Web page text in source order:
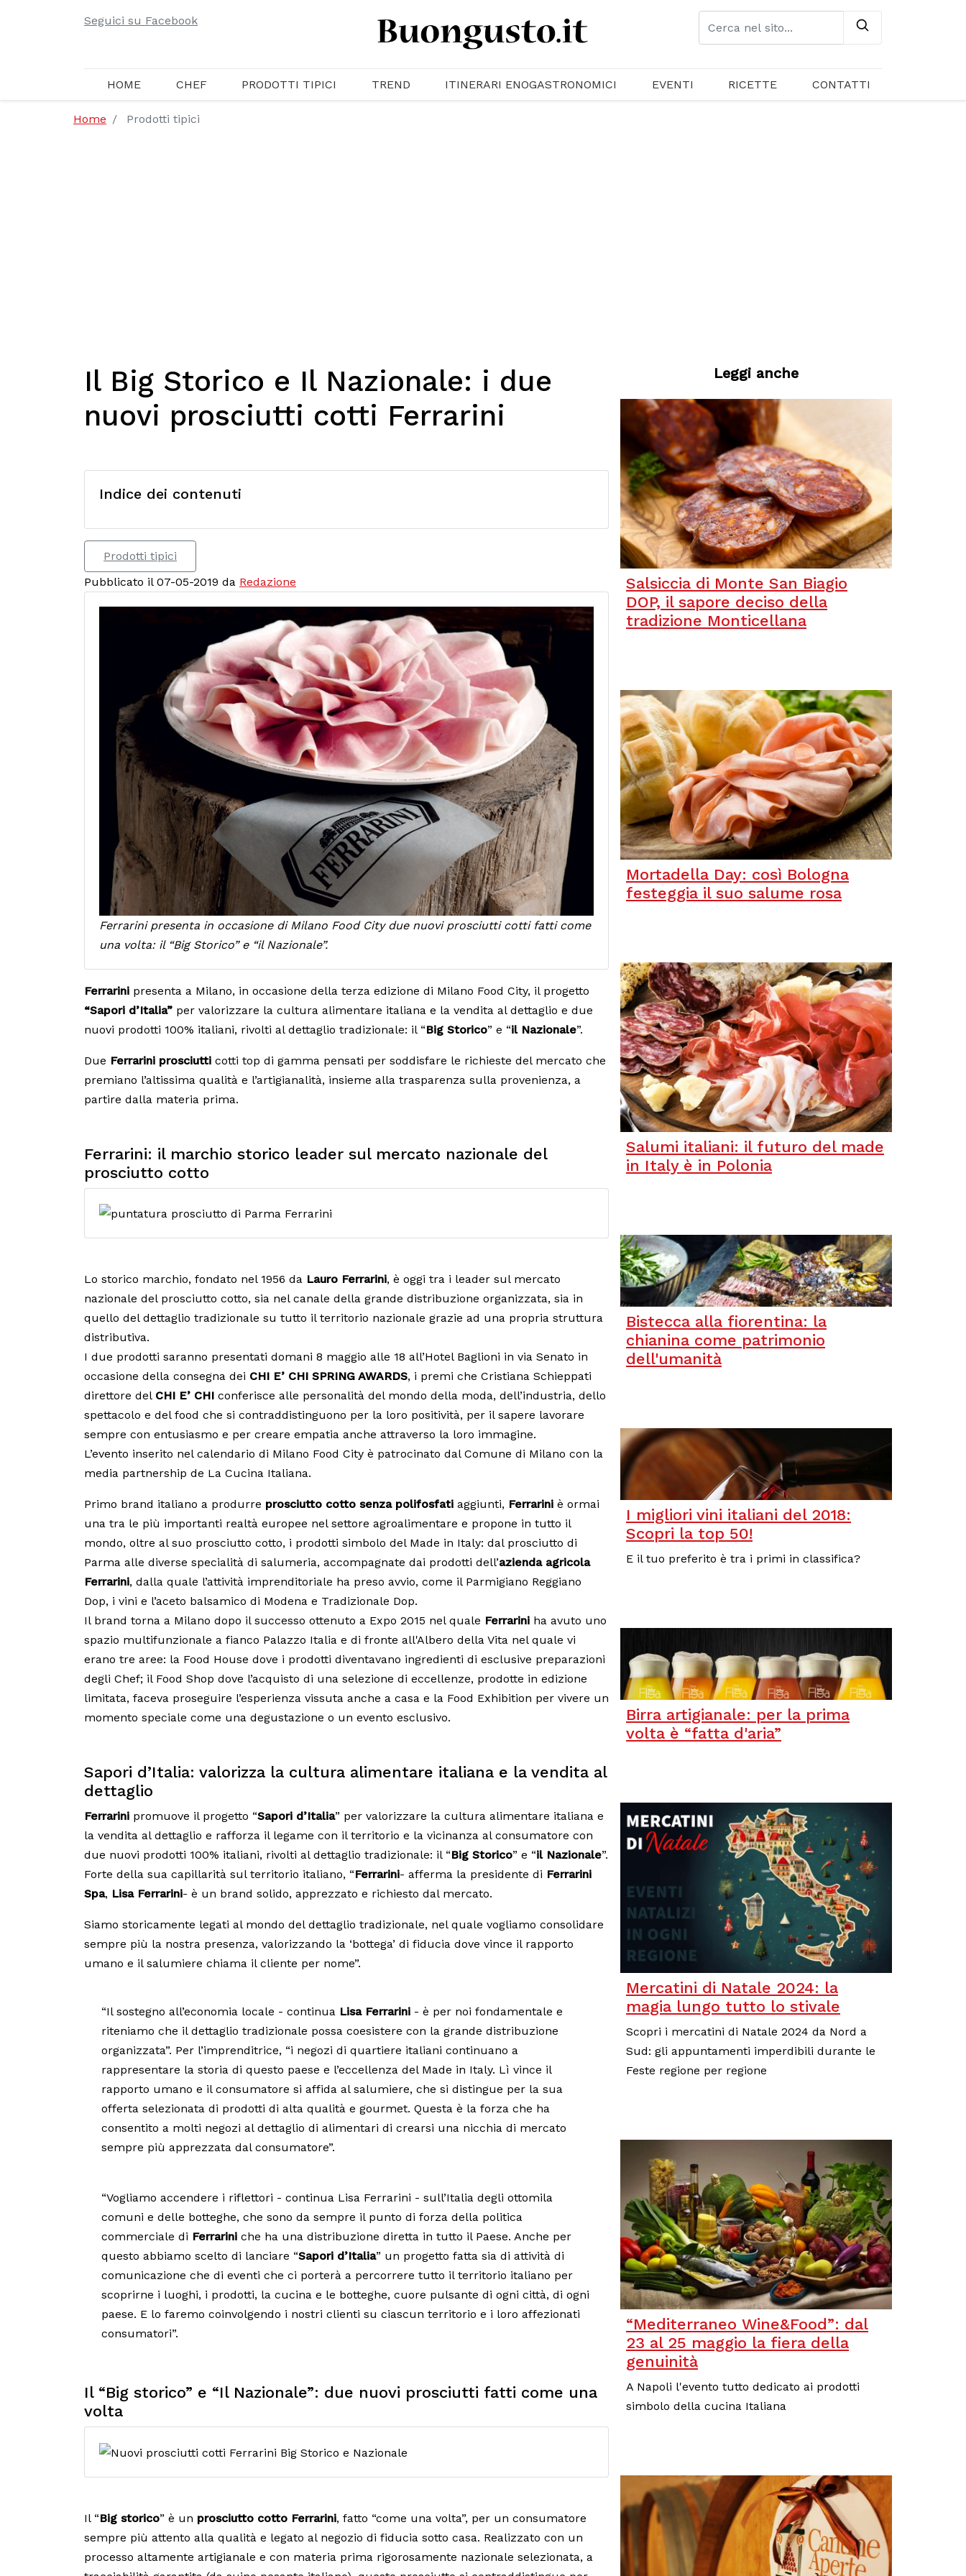
Seguici su Facebook
HOME CHEF PRODOTTI TIPICI TREND ITINERARI ENOGASTRONOMICI EVENTI RICETTE CONTATTI
Home Prodotti tipici
Il Big Storico e Il Nazionale: i due
nuovi prosciutti cotti Ferrarini
Indice dei contenuti
Prodotti tipici
Pubblicato il 07-05-2019 da Redazione
Ferrarini presenta in occasione di Milano Food City due nuovi prosciutti cotti fatti come
una volta: il “Big Storico” e “il Nazionale”.
Ferrarini presenta a Milano, in occasione della terza edizione di Milano Food City, il progetto
“Sapori d’Italia” per valorizzare la cultura alimentare italiana e la vendita al dettaglio e due
nuovi prodotti 100% italiani, rivolti al dettaglio tradizionale: il “Big Storico” e “il Nazionale”.
Due Ferrarini prosciutti cotti top di gamma pensati per soddisfare le richieste del mercato che
premiano l’altissima qualità e l’artigianalità, insieme alla trasparenza sulla provenienza, a
partire dalla materia prima.
Ferrarini: il marchio storico leader sul mercato nazionale del
prosciutto cotto
Lo storico marchio, fondato nel 1956 da Lauro Ferrarini, è oggi tra i leader sul mercato
nazionale del prosciutto cotto, sia nel canale della grande distribuzione organizzata, sia in
quello del dettaglio tradizionale su tutto il territorio nazionale grazie ad una propria struttura
distributiva.
I due prodotti saranno presentati domani 8 maggio alle 18 all’Hotel Baglioni in via Senato in
occasione della consegna dei CHI E’ CHI SPRING AWARDS, i premi che Cristiana Schieppati
direttore del CHI E’ CHI conferisce alle personalità del mondo della moda, dell’industria, dello
spettacolo e del food che si contraddistinguono per la loro positività, per il sapere lavorare
sempre con entusiasmo e per creare empatia anche attraverso la loro immagine.
L’evento inserito nel calendario di Milano Food City è patrocinato dal Comune di Milano con la
media partnership de La Cucina Italiana.
Primo brand italiano a produrre prosciutto cotto senza polifosfati aggiunti, Ferrarini è ormai
una tra le più importanti realtà europee nel settore agroalimentare e propone in tutto il
mondo, oltre al suo prosciutto cotto, i prodotti simbolo del Made in Italy: dal prosciutto di
Parma alle diverse specialità di salumeria, accompagnate dai prodotti dell’azienda agricola
Ferrarini, dalla quale l’attività imprenditoriale ha preso avvio, come il Parmigiano Reggiano
Dop, i vini e l’aceto balsamico di Modena e Tradizionale Dop.
Il brand torna a Milano dopo il successo ottenuto a Expo 2015 nel quale Ferrarini ha avuto uno
spazio multifunzionale a fianco Palazzo Italia e di fronte all'Albero della Vita nel quale vi
erano tre aree: la Food House dove i prodotti diventavano ingredienti di esclusive preparazioni
degli Chef; il Food Shop dove l’acquisto di una selezione di eccellenze, prodotte in edizione
limitata, faceva proseguire l’esperienza vissuta anche a casa e la Food Exhibition per vivere un
momento speciale come una degustazione o un evento esclusivo.
Sapori d’Italia: valorizza la cultura alimentare italiana e la vendita al
dettaglio
Ferrarini promuove il progetto “Sapori d’Italia” per valorizzare la cultura alimentare italiana e
la vendita al dettaglio e rafforza il legame con il territorio e la vicinanza al consumatore con
due nuovi prodotti 100% italiani, rivolti al dettaglio tradizionale: il “Big Storico” e “il Nazionale”.
Forte della sua capillarità sul territorio italiano, “Ferrarini- afferma la presidente di Ferrarini
Spa, Lisa Ferrarini- è un brand solido, apprezzato e richiesto dal mercato.
Siamo storicamente legati al mondo del dettaglio tradizionale, nel quale vogliamo consolidare
sempre più la nostra presenza, valorizzando la ‘bottega’ di fiducia dove vince il rapporto
umano e il salumiere chiama il cliente per nome”.
“Il sostegno all’economia locale - continua Lisa Ferrarini - è per noi fondamentale e
riteniamo che il dettaglio tradizionale possa coesistere con la grande distribuzione
organizzata”. Per l’imprenditrice, “i negozi di quartiere italiani continuano a
rappresentare la storia di questo paese e l’eccellenza del Made in Italy. Lì vince il
rapporto umano e il consumatore si affida al salumiere, che si distingue per la sua
offerta selezionata di prodotti di alta qualità e gourmet. Questa è la forza che ha
consentito a molti negozi al dettaglio di alimentari di crearsi una nicchia di mercato
sempre più apprezzata dal consumatore”.
“Vogliamo accendere i riflettori - continua Lisa Ferrarini - sull’Italia degli ottomila
comuni e delle botteghe, che sono da sempre il punto di forza della politica
commerciale di Ferrarini che ha una distribuzione diretta in tutto il Paese. Anche per
questo abbiamo scelto di lanciare “Sapori d’Italia” un progetto fatta sia di attività di
comunicazione che di eventi che ci porterà a percorrere tutto il territorio italiano per
scoprirne i luoghi, i prodotti, la cucina e le botteghe, cuore pulsante di ogni città, di ogni
paese. E lo faremo coinvolgendo i nostri clienti su ciascun territorio e i loro affezionati
consumatori”.
Il “Big storico” e “Il Nazionale”: due nuovi prosciutti fatti come una
volta
Il “Big storico” è un prosciutto cotto Ferrarini, fatto “come una volta”, per un consumatore
sempre più attento alla qualità e legato al negozio di fiducia sotto casa. Realizzato con un
processo altamente artigianale e con materia prima rigorosamente nazionale selezionata, a
Leggi anche
Salsiccia di Monte San Biagio
DOP, il sapore deciso della
tradizione Monticellana
Mortadella Day: così Bologna
festeggia il suo salume rosa
Salumi italiani: il futuro del made
in Italy è in Polonia
Bistecca alla fiorentina: la
chianina come patrimonio
dell'umanità
I migliori vini italiani del 2018:
Scopri la top 50!
E il tuo preferito è tra i primi in classifica?
Birra artigianale: per la prima
volta è “fatta d'aria”
Mercatini di Natale 2024: la
magia lungo tutto lo stivale
Scopri i mercatini di Natale 2024 da Nord a
Sud: gli appuntamenti imperdibili durante le
Feste regione per regione
“Mediterraneo Wine&Food”: dal
23 al 25 maggio la fiera della
genuinità
A Napoli l'evento tutto dedicato ai prodotti
simbolo della cucina Italiana